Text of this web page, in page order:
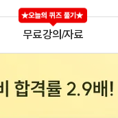
무료강의/자료